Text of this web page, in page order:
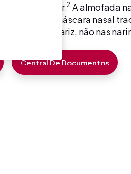
e fácil de usar.2 A almofada
a de uma máscara nasal
sob o nariz, não nas
Central De Documentos